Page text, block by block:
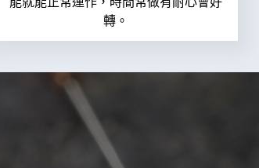
轉。